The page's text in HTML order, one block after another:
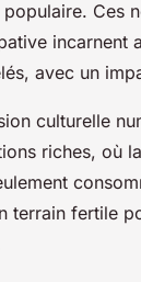
Ces
incarnent
avec un
culturelle
riches, où
terrain fertile